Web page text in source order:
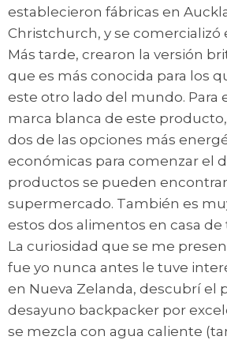
establecieron fábricas en
Christchurch, y se comercializó
Más tarde, crearon la versión
que es más conocida para los
este otro lado del mundo. Para
marca blanca de este producto,
dos de las opciones más
económicas para comenzar el
productos se pueden
supermercado. También es
estos dos alimentos en casa de
La curiosidad que se me
fue yo nunca antes le tuve
en Nueva Zelanda, descubrí el
desayuno backpacker por
se mezcla con agua caliente